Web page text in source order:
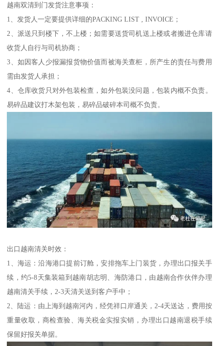
越南双清到门发货注意事项：
1、发货人一定要提供详细的PACKING LIST , INVOICE；
2、派送只到楼下，不上楼；如需要送货司机送上楼或者搬进仓库请
收货人自行与司机协商；
3、如因客人少报漏报货物价值而被海关查柜，所产生的责任与费用
需由发货人承担；
4、仓库收货只对外包装检查，如外包装没问题，包装内概不负责。
易碎品建议打木架包装，易碎品破碎本司概不负责。
出口越南清关时效：
1、海运：沿海港口提前订舱，安排拖车上门装货，办理出口报关手
续，约5-8天集装箱到越南胡志明、海防港口，由越南合作伙伴办理
越南清关手续，2-3天清关送到客户手中；
2、陆运：由上海到越南河内，经凭祥口岸通关，2-4天送达，费用按
重量收取，商检查验、海关税金实报实销，办理出口越南退税手续
保留好报关单据。